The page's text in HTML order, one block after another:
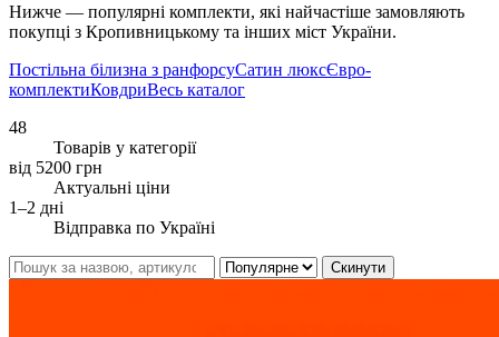
Нижче — популярні комплекти, які найчастіше замовляють
покупці з Кропивницькому та інших міст України.
Постільна білизна з ранфорсуСатин люксЄвро-
комплектиКовдриВесь каталог
48
Товарів у категорії
від 5200 грн
Актуальні ціни
1–2 дні
Відправка по Україні
Скинути